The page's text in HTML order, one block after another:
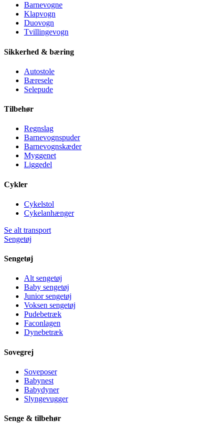
Barnevogne
Klapvogn
Duovogn
Tvillingevogn
Sikkerhed & bæring
Autostole
Bæresele
Selepude
Tilbehør
Regnslag
Barnevognspuder
Barnevognskæder
Myggenet
Liggedel
Cykler
Cykelstol
Cykelanhænger
Se alt transport
Sengetøj
Sengetøj
Alt sengetøj
Baby sengetøj
Junior sengetøj
Voksen sengetøj
Pudebetræk
Faconlagen
Dynebetræk
Sovegrej
Soveposer
Babynest
Babydyner
Slyngevugger
Senge & tilbehør